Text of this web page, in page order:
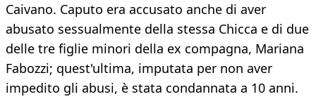
Caivano. Caputo era accusato anche di aver
abusato sessualmente della stessa Chicca e di due
delle tre figlie minori della ex compagna, Mariana
Fabozzi; quest'ultima, imputata per non aver
impedito gli abusi, è stata condannata a 10 anni.